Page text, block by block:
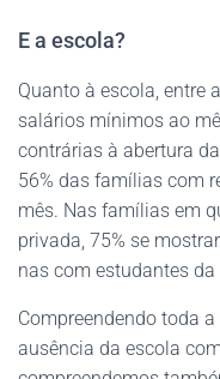
E a escola?
Quanto à escola, entre
salários mínimos ao
contrárias à abertura
56% das famílias com
mês. Nas famílias em
privada, 75% se
nas com estudantes
Compreendendo toda
ausência da escola